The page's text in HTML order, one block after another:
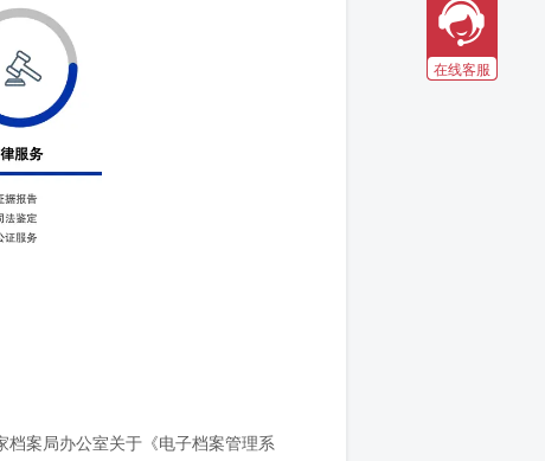
在线客服
案局办公室关于《电子档案管理系